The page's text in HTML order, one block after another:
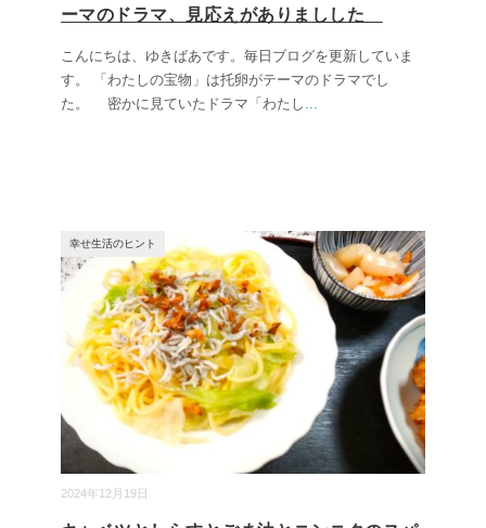
ーマのドラマ、見応えがありましした
こんにちは、ゆきばあです。毎日ブログを更新していま
す。 「わたしの宝物」は托卵がテーマのドラマでし
た。 密かに見ていたドラマ「わたし ...
2024年12月19日
幸せ生活のヒント